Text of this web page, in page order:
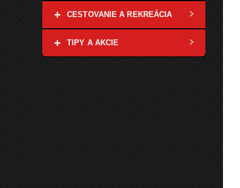
+ CESTOVANIE A REKREÁCIA
+ TIPY A AKCIE